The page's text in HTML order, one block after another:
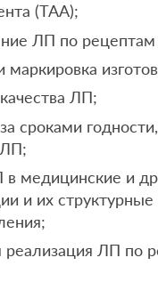
(ТАА);
ЛП по рецептам
маркировка
ЛП;
сроками
в медицинские и
и их структурные
реализация ЛП по